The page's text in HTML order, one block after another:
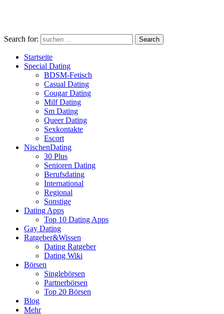
Search for: Search
Startseite
Special Dating
BDSM-Fetisch
Casual Dating
Cougar Dating
Milf Dating
Sm Dating
Queer Dating
Sexkontakte
Escort
NischenDating
30 Plus
Senioren Dating
Berufsdating
International
Regional
Sonstige
Dating Apps
Top 10 Dating Apps
Gay Dating
Ratgeber&Wissen
Dating Ratgeber
Dating Wiki
Börsen
Singlebörsen
Partnerbörsen
Top 20 Börsen
Blog
Mehr